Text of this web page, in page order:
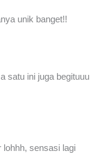
unik banget!!
satu ini juga begituuu
lohhh, sensasi lagi